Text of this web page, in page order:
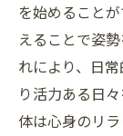
を始めること
えることで姿
れにより、日
り活力ある日
体は心身のリ